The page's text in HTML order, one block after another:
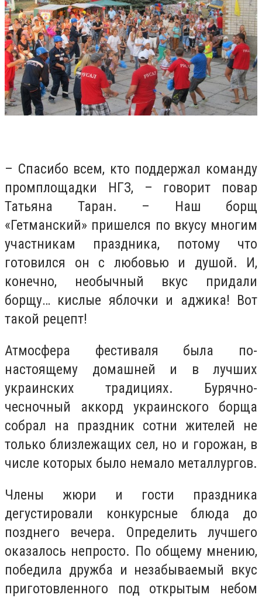
– Спасибо всем, кто поддержал команду
промплощадки НГЗ, – говорит повар
Татьяна Таран. – Наш борщ
«Гетманский» пришелся по вкусу многим
участникам праздника, потому что
готовился он с любовью и душой. И,
конечно, необычный вкус придали
борщу… кислые яблочки и аджика! Вот
такой рецепт!
Атмосфера фестиваля была по-
настоящему домашней и в лучших
украинских традициях. Бурячно-
чесночный аккорд украинского борща
собрал на праздник сотни жителей не
только близлежащих сел, но и горожан, в
числе которых было немало металлургов.
Члены жюри и гости праздника
дегустировали конкурсные блюда до
позднего вечера. Определить лучшего
оказалось непросто. По общему мнению,
победила дружба и незабываемый вкус
приготовленного под открытым небом